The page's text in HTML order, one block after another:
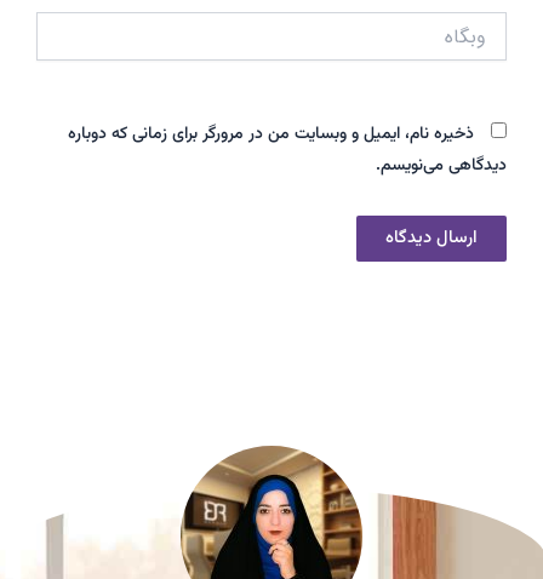
ذخیره نام، ایمیل و وبسایت من در مرورگر برای زمانی که دوباره
دیدگاهی می‌نویسم.